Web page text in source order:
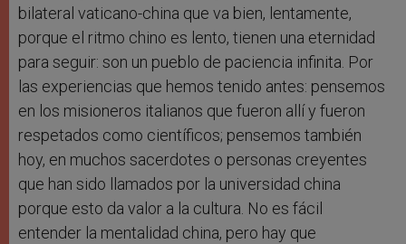
bilateral vaticano-china que va bien, lentamente,
porque el ritmo chino es lento, tienen una eternidad
para seguir: son un pueblo de paciencia infinita. Por
las experiencias que hemos tenido antes: pensemos
en los misioneros italianos que fueron allí y fueron
respetados como científicos; pensemos también
hoy, en muchos sacerdotes o personas creyentes
que han sido llamados por la universidad china
porque esto da valor a la cultura. No es fácil
entender la mentalidad china, pero hay que